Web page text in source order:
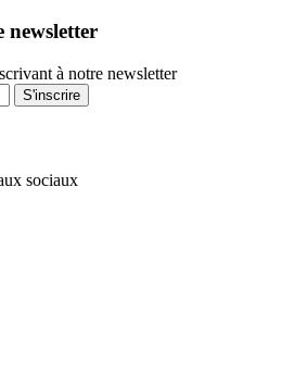
newsletter
à notre newsletter
S'inscrire
sociaux